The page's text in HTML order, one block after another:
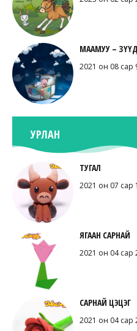
МААМУУ –
2021 он 08 сар
УРЛАН
ТУГАЛ
2021 он 07 сар
ЯГААН САРНАЙ
2021 он 04 сар
САРНАЙ ЦЭЦЭГ
2021 он 04 сар